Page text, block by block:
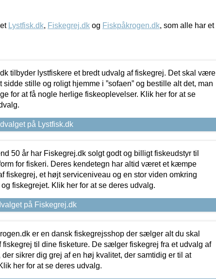
Lystfisk.dk, Fiskegrej.dk og Fiskpåkrogen.dk, som alle har et
tilbyder lystfiskere et bredt udvalg af fiskegrej. Det skal være
sidde stille og roligt hjemme i ”sofaen” og bestille alt det, man
for at få nogle herlige fiskeoplevelser. Klik her for at se
på Lystfisk.dk
50 år har Fiskegrej.dk solgt godt og billigt fiskeudstyr til
for fiskeri. Deres kendetegn har altid været et kæmpe
fiskegrej, et højt serviceniveau og en stor viden omkring
fiskegrejet. Klik her for at se deres udvalg.
på Fiskegrej.dk
er en dansk fiskegrejsshop der sælger alt du skal
fiskegrej til dine fisketure. De sælger fiskegrej fra et udvalg af
sikrer dig grej af en høj kvalitet, der samtidig er til at
her for at se deres udvalg.